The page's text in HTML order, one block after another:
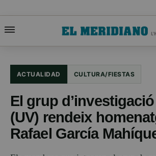
ACTUALIDAD CULTURA/FIESTAS
El grup
(UV) rendeix
Rafael García